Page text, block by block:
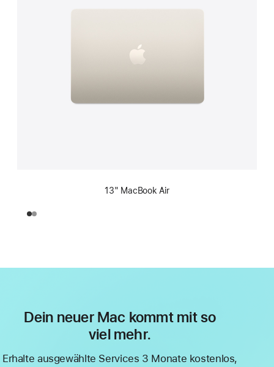
13" MacBook Air
Dein neuer Mac kommt mit so
viel mehr.
Erhalte ausgewählte Services 3 Monate kostenlos,